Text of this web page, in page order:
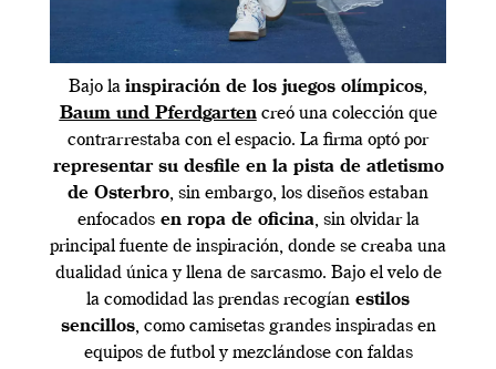
Bajo la inspiración de los juegos olímpicos,
Baum und Pferdgartencreó una colección que
contrarrestaba con el espacio. La firma optó por
representar su desfile en la pista de atletismo
de Osterbro, sin embargo, los diseños estaban
enfocadosen ropa de oficina, sin olvidar la
principal fuente de inspiración, donde se creaba una
dualidad única y llena de sarcasmo. Bajo el velo de
la comodidad las prendas recogían estilos
sencillos, como camisetas grandes inspiradas en
equipos de futbol y mezclándose con faldas